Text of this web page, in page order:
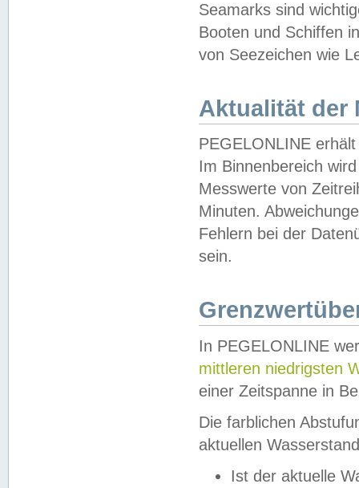
Seamarks sind
Booten und Schiffen
von Seezeichen wie
Aktualität der
PEGELONLINE
Im Binnenbereich
Messwerte von
Minuten.
Fehlern bei der
sein.
In PEGELONLINE
mittleren niedrigsten
einer Zeitspanne in
Die farblichen
aktuellen
Ist der aktuelle